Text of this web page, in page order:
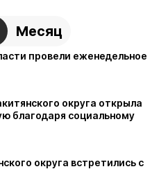
Месяц
провели еженедельное
округа открыла
благодаря социальному
округа встретились с